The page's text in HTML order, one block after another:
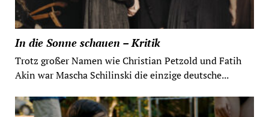
In die Sonne schauen – Kritik
Trotz großer Namen wie Christian Petzold und Fatih
Akin war Mascha Schilinski die einzige deutsche...